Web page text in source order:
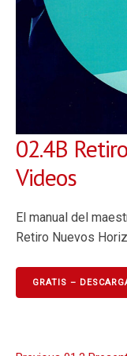
02.4B
Videos
El manual del
Retiro Nuevos
GRATIS –